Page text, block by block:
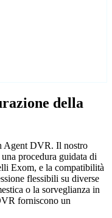
della
Agent DVR. Il nostro
procedura guidata di
Exom, e la compatibilità
flessibili su diverse
o la sorveglianza in
forniscono un